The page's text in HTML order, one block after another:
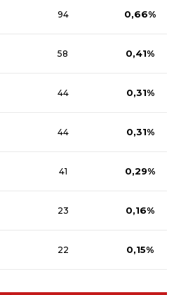
94 0,66%
58 0,41%
44 0,31%
44 0,31%
41 0,29%
23 0,16%
22 0,15%